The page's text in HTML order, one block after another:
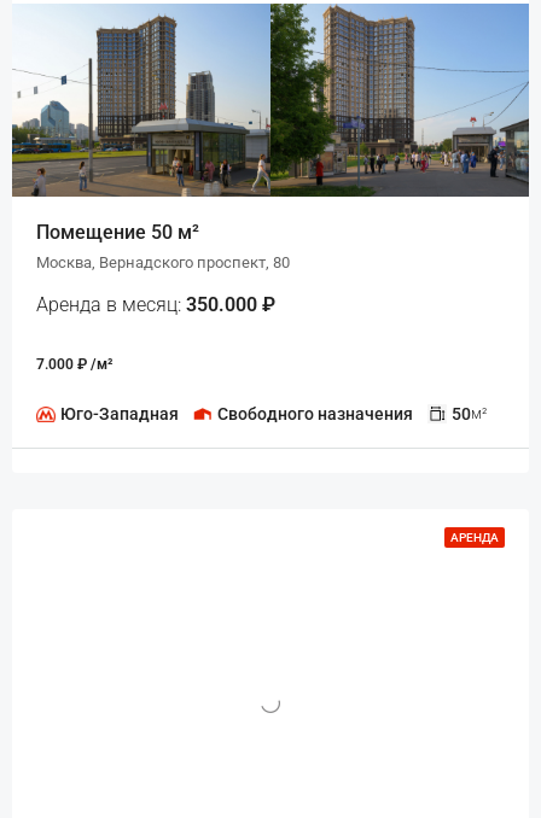
Помещение 50 м²
Москва, Вернадского проспект, 80
Аренда в месяц: 350.000 ₽
7.000 ₽ /м²
Юго-Западная Свободного назначения 50м²
АРЕНДА